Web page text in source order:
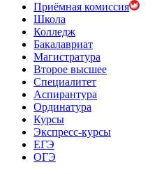
Приёмная комиссия
Школа
Колледж
Бакалавриат
Магистратура
Второе высшее
Специалитет
Аспирантура
Ординатура
Курсы
Экспресс-курсы
ЕГЭ
ОГЭ